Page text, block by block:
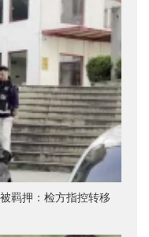
羁押：检方指控转移